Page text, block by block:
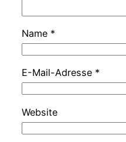
Name *
E-Mail-Adresse *
Website